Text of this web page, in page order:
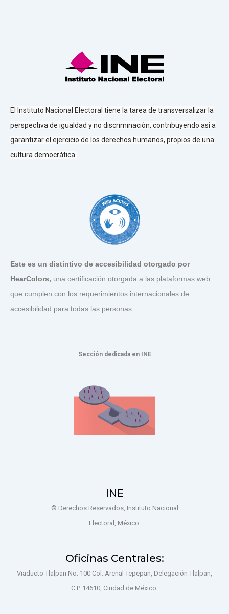
El Instituto Nacional Electoral tiene la tarea de transversalizar la
perspectiva de igualdad y no discriminación, contribuyendo así a
garantizar el ejercicio de los derechos humanos, propios de una
cultura democrática.
Este es un distintivo de accesibilidad otorgado por
HearColors, una certificación otorgada a las plataformas web
que cumplen con los requerimientos internacionales de
accesibilidad para todas las personas.
Sección dedicada en INE
INE
© Derechos Reservados, Instituto Nacional
Electoral, México.
Oficinas Centrales:
Viaducto Tlalpan No. 100 Col. Arenal Tepepan, Delegación Tlalpan,
C.P. 14610, Ciudad de México.